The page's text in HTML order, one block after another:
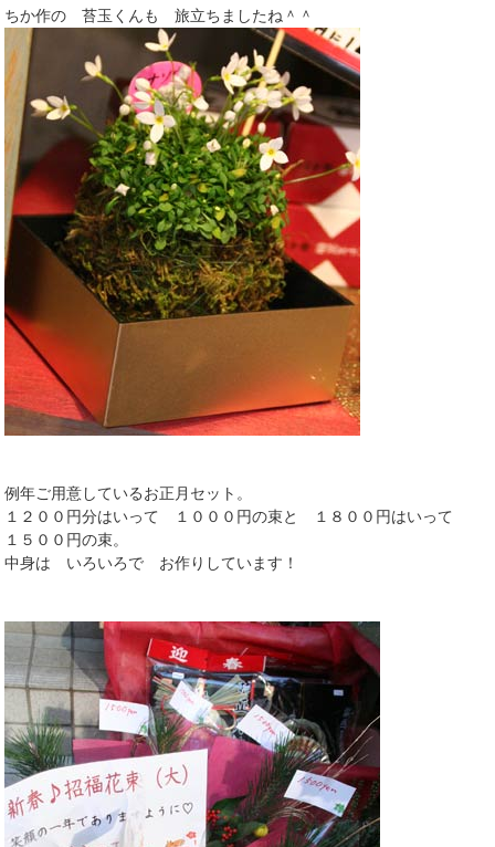
ちか作の 苔玉くんも 旅立ちましたね＾＾
例年ご用意しているお正月セット。
１２００円分はいって １０００円の束と １８００円はいって
１５００円の束。
中身は いろいろで お作りしています！